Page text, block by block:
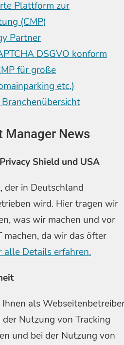
Plattform zur
(CMP)
Partner
DSGVO konform
für große
etc.)
Manager News
Shield und USA
der in Deutschland
wird. Hier tragen wir
was wir machen und vor
da wir das öfter
alle Details erfahren.
als
der Nutzung von Tracking
und bei der Nutzung von